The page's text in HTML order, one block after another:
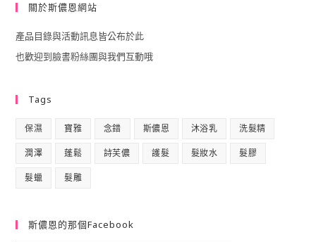
關於斯儂恩網站
產品目錄與活動訊息皆公布於此
也歡迎到臉書粉絲團與我們互動哦
Tags
保濕 寶雅 念錯 斯儂恩 沐浴乳 洗髮精
潤澤 蓬鬆 詩芙儂 護髮 髮妝水 髮膠
髮蠟 髮雕
斯儂恩的那個Facebook